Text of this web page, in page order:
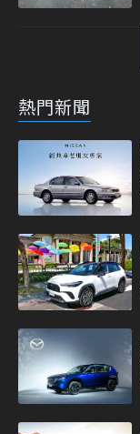
熱門新聞